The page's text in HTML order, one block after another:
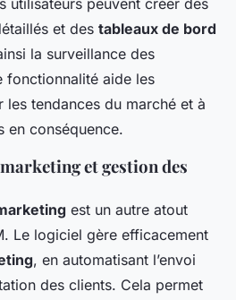
utilisateurs peuvent créer des
et des tableaux de bord
la surveillance des
fonctionnalité aide les
tendances du marché et à
en conséquence.
et gestion des
est un autre atout
Le logiciel gère efficacement
, en automatisant l’envoi
des clients. Cela permet